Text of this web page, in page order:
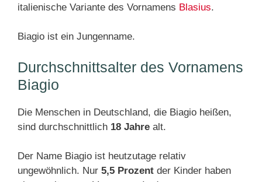
italienische Variante des Vornamens Blasius.
Biagio ist ein Jungenname.
Durchschnittsalter des Vornamens
Biagio
Die Menschen in Deutschland, die Biagio heißen,
sind durchschnittlich 18 Jahre alt.
Der Name Biagio ist heutzutage relativ
ungewöhnlich. Nur 5,5 Prozent der Kinder haben